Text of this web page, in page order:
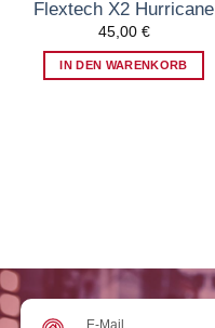
Flextech X2 Hurricane
45,00 €
IN DEN WARENKORB